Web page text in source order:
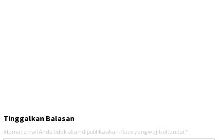
Tinggalkan Balasan
Alamat email Anda tidak akan dipublikasikan. Ruas yang wajib ditandai *